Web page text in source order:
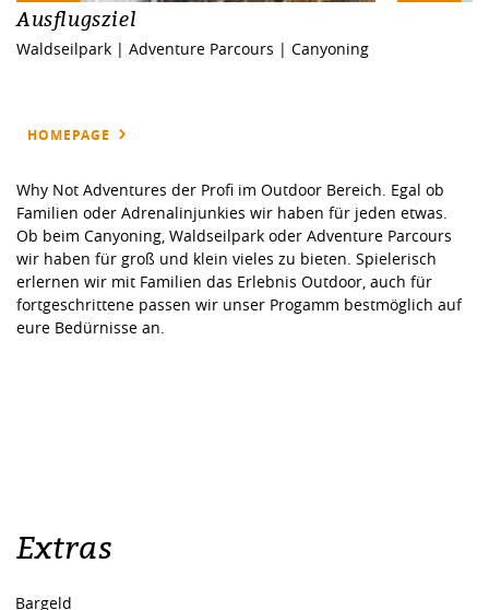
Ausflugsziel
Waldseilpark | Adventure Parcours | Canyoning
HOMEPAGE
Why Not Adventures der Profi im Outdoor Bereich. Egal ob
Familien oder Adrenalinjunkies wir haben für jeden etwas.
Ob beim Canyoning, Waldseilpark oder Adventure Parcours
wir haben für groß und klein vieles zu bieten. Spielerisch
erlernen wir mit Familien das Erlebnis Outdoor, auch für
fortgeschrittene passen wir unser Progamm bestmöglich auf
eure Bedürnisse an.
Extras
Bargeld